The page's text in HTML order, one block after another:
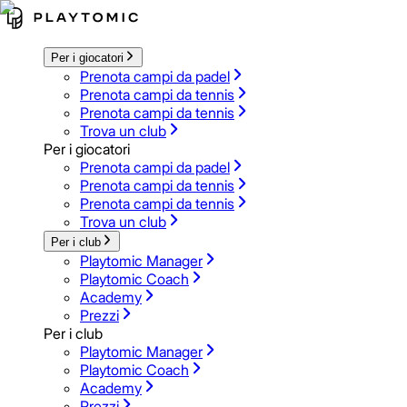
Per i giocatori
Prenota campi da padel
Prenota campi da tennis
Prenota campi da tennis
Trova un club
Per i giocatori
Prenota campi da padel
Prenota campi da tennis
Prenota campi da tennis
Trova un club
Per i club
Playtomic Manager
Playtomic Coach
Academy
Prezzi
Per i club
Playtomic Manager
Playtomic Coach
Academy